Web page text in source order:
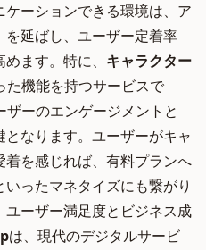
ーションできる環境は、ア
延ばし、ユーザー定着率
ます。特に、 キャラクター
た機能を持つサービスで
ーのエンゲージメントと
なります。ユーザーがキャ
を感じれば、有料プランへ
ったマネタイズにも繋がり
ーザー満足度とビジネス成
は、現代のデジタルサービ